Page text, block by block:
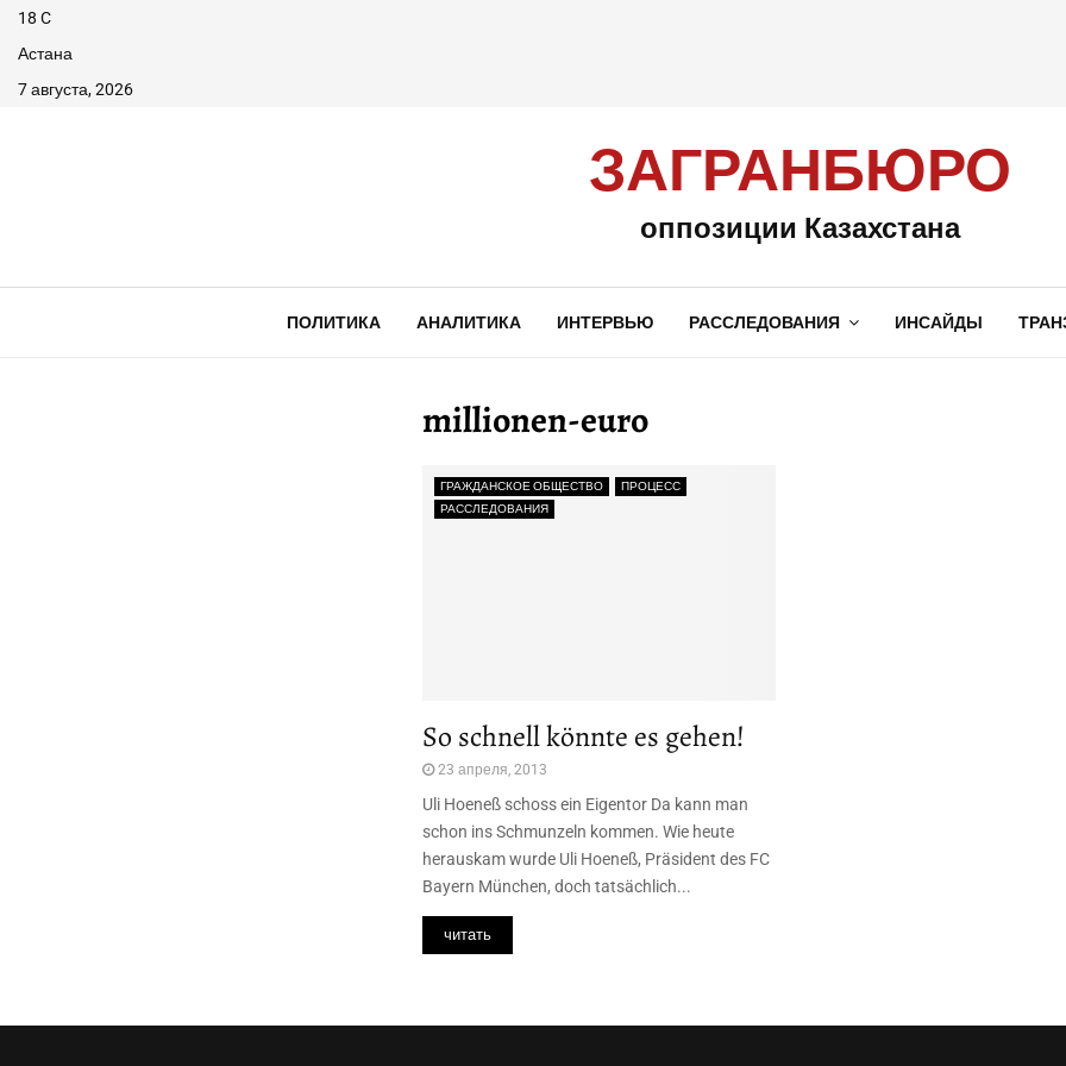
18 C
Астана
7 августа, 2026
ЗАГРАНБЮРО
оппозиции Казахстана
ПОЛИТИКА АНАЛИТИКА ИНТЕРВЬЮ РАССЛЕДОВАНИЯ ИНСАЙДЫ
millionen-euro
ГРАЖДАНСКОЕ ОБЩЕСТВО
ПРОЦЕСС
РАССЛЕДОВАНИЯ
So schnell könnte es gehen!
23 апреля, 2013
Uli Hoeneß schoss ein Eigentor Da kann man
schon ins Schmunzeln kommen. Wie heute
herauskam wurde Uli Hoeneß, Präsident des FC
Bayern München, doch tatsächlich...
читать